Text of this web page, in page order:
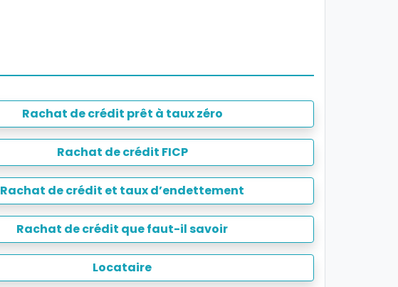
Rachat de crédit prêt à taux zéro
Rachat de crédit FICP
Rachat de crédit et taux d’endettement
Rachat de crédit que faut-il savoir
Locataire